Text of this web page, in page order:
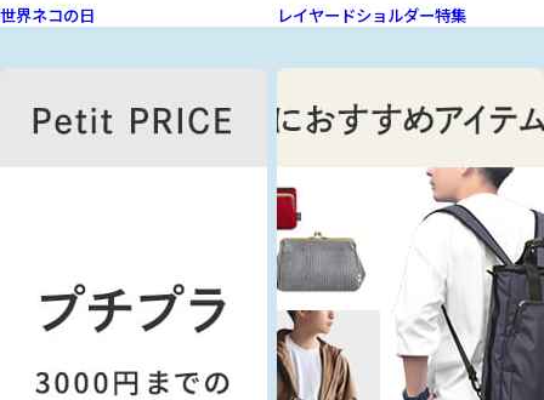
世界ネコの日 レイヤードショルダー特集